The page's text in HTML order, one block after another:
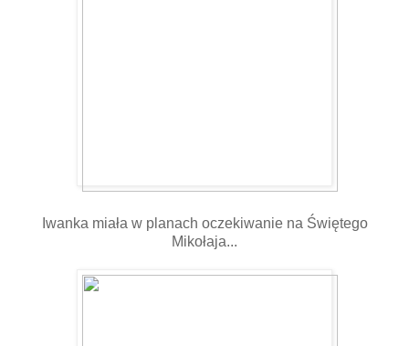
Iwanka miała w planach oczekiwanie na Świętego
Mikołaja...